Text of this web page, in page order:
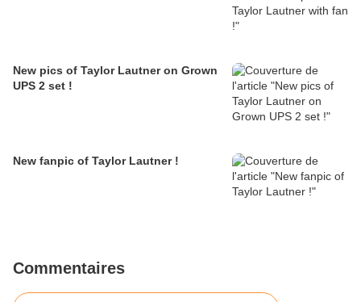
New pics of Taylor Lautner on Grown
UPS 2 set !
New fanpic of Taylor Lautner !
Commentaires